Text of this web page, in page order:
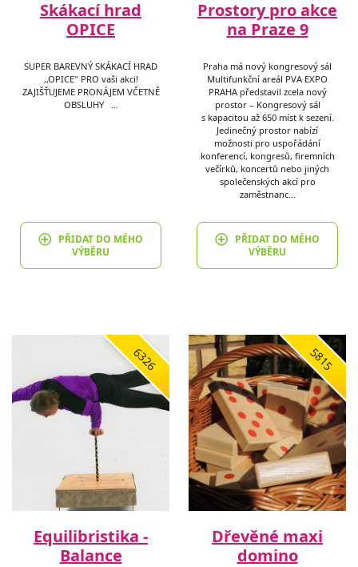
Skákací hrad
OPICE
SUPER BAREVNÝ SKÁKACÍ HRAD
,,OPICE" PRO vaši akci!
ZAJIŠŤUJEME PRONÁJEM VČETNĚ
OBSLUHY …
PŘIDAT DO MÉHO
VÝBĚRU
Prostory pro akce
na Praze 9
Praha má nový kongresový sál
Multifunkční areál PVA EXPO
PRAHA představil zcela nový
prostor – Kongresový sál
s kapacitou až 650 míst k sezení.
Jedinečný prostor nabízí
možnosti pro uspořádání
konferencí, kongresů, firemních
večírků, koncertů nebo jiných
společenských akcí pro
zaměstnanc…
PŘIDAT DO MÉHO
VÝBĚRU
6326
Equilibristika -
Balance
5815
Dřevěné maxi
domino